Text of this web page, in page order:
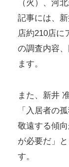
（火）、河
記事には、
店約210店に
の調査内容
ます。
また、新井
「入居者の
敬遠する傾
が必要だ」
す。